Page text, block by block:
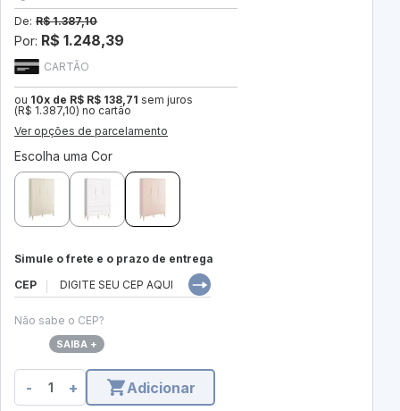
CARTÃO
ou 10x de R$ R$ 138,71 sem juros
(R$ 1.387,10) no cartão
Ver opções de parcelamento
De: R$ 1.387,10
Por: R$ 1.248,39
Escolha uma Cor
Simule o frete e o prazo de entrega
CEP
Não sabe o CEP?
SAIBA +
- + Adicionar